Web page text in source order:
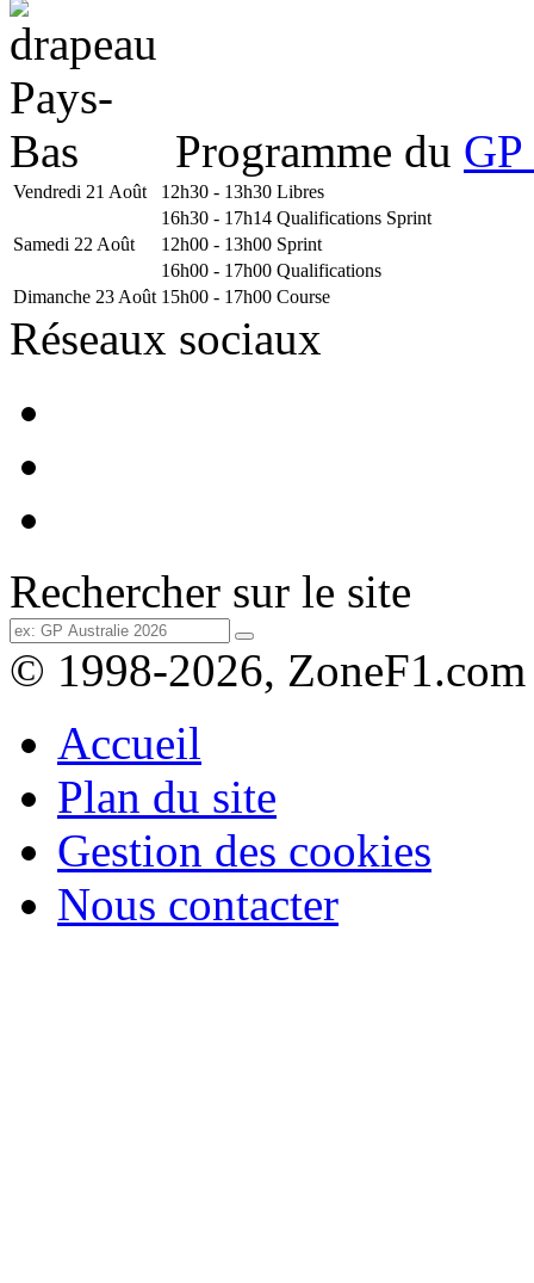
Programme du
Vendredi 21 Août 12h30 - 13h30 Libres
16h30 - 17h14 Qualifications Sprint
Samedi 22 Août
12h00 - 13h00 Sprint
16h00 - 17h00 Qualifications
Dimanche 23 Août 15h00 - 17h00 Course
Réseaux sociaux
Rechercher sur le site
© 1998-2026, ZoneF1.com
Accueil
Plan du site
Gestion des cookies
Nous contacter